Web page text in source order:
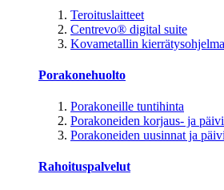
Teroituslaitteet
Centrevo® digital suite
Kovametallin kierrätysohjelma
Porakonehuolto
Porakoneille tuntihinta
Porakoneiden korjaus- ja
Porakoneiden uusinnat ja
Rahoituspalvelut